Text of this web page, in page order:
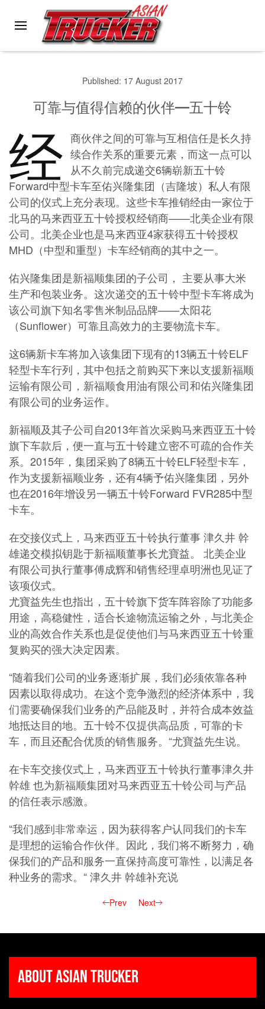
Skip to main content
Published: 17 August 2017
可靠与值得信赖的伙伴——五十铃
经 商伙伴之间的可靠与互相信任是长久持
续合作关系的重要元素，而这一点可以
从不久前完成递交6辆崭新五十铃
Forward中型卡车至佑兴隆集团（吉隆坡）私人有限
公司的仪式上充分表现。这些卡车推销经由一家位于
北马的马来西亚五十铃授权经销商——北美企业有限
公司。北美企业也是马来西亚4家获得五十铃授权
MHD（中型和重型）卡车经销商的其中之一。
佑兴隆集团是新福顺集团的子公司， 主要从事大米
生产和包装业务。这次递交的五十铃中型卡车将成为
该公司旗下知名零售米制品品牌——太阳花
（Sunflower）可靠且高效力的主要物流卡车。
这6辆新卡车将加入该集团下现有的13辆五十铃ELF
轻型卡车行列，其中包括之前购买下来以支援新福顺
运输有限公司，新福顺食用油有限公司和佑兴隆集团
有限公司的业务运作。
新福顺及其子公司自2013年首次采购马来西亚五十铃
旗下车款后，便一直与五十铃建立密不可疏的合作关
系。2015年，集团采购了8辆五十铃ELF轻型卡车，
作为支援新福顺业务，还有4辆予佑兴隆集团，另外
也在2016年增设另一辆五十铃Forward FVR285中型
卡车。
在交接仪式上，马来西亚五十铃执行董事 津久井 幹
雄递交模拟钥匙于新福顺董事长尤寶益。 北美企业
有限公司执行董事傅成辉和销售经理卓明洲也见证了
该项仪式。
尤寶益先生也指出，五十铃旗下货车阵容除了功能多
用途，高稳健性，适合长途物流运输之外，与北美企
业的高效合作关系也是促使他们与马来西亚五十铃重
复购买的强大决定因素。
“随着我们公司的业务逐渐扩展，我们必须依靠各种
因素以取得成功。在这个竞争激烈的经济体系中，我
们需要确保我们业务的产品能及时，并符合成本效益
地抵达目的地。五十铃不仅提供高品质，可靠的卡
车，而且还配合优质的销售服务。“尤寶益先生说。
在卡车交接仪式上，马来西亚五十铃执行董事津久井
幹雄 也为新福顺集团对马来西亚五十铃公司与产品
的信任表示感激。
“我们感到非常幸运，因为获得客户认同我们的卡车
是理想的运输合作伙伴。因此，我们将不断努力，确
保我们的产品和服务一直保持高度可靠性，以满足各
种业务的需求。“ 津久井 幹雄补充说
Prev Next
About Asian Trucker